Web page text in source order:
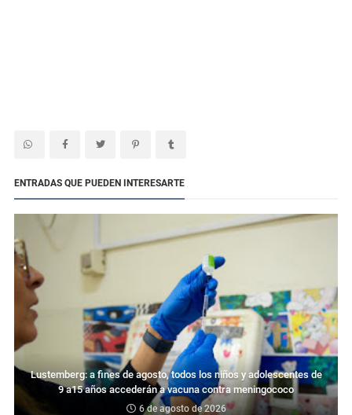
ENTRADAS QUE PUEDEN INTERESARTE
Lustemberg: a fines de agosto, todos los niños y adolescentes de
9 a15 años accederán a vacuna contra meningococo
6 de agosto de 2026